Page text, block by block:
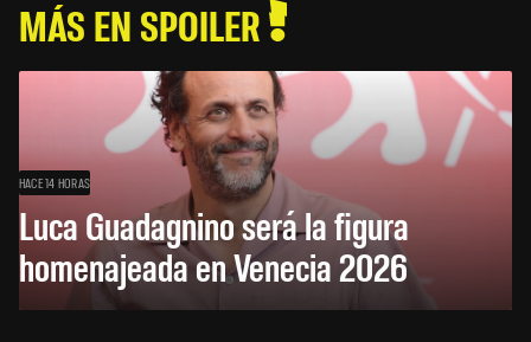
MÁS EN SPOILER
HACE 14 HORAS
Luca Guadagnino será la figura
homenajeada en Venecia 2026